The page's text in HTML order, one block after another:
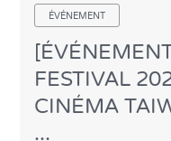
ÉVÉNEMENT
FESTIVAL
CINÉMA
...